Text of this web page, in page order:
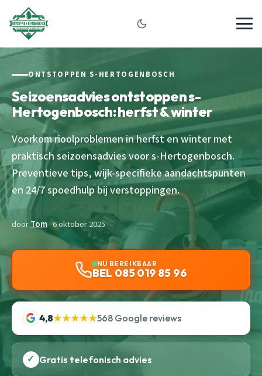
ONTSTOPPEN S-HERTOGENBOSCH
Seizoensadvies ontstoppen s-
Hertogenbosch: herfst & winter
Voorkom rioolproblemen in herfst en winter met
praktisch seizoensadvies voor s-Hertogenbosch.
Preventieve tips, wijk-specifieke aandachtspunten
en 24/7 spoedhulp bij verstoppingen.
doorTom· 6 oktober 2025
NU BEREIKBAAR
BEL 085 019 85 96
4,8★★★★★568 Google reviews
✓ Gratis telefonisch advies